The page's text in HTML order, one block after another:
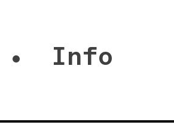
• Info